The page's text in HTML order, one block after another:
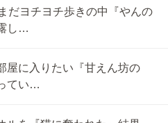
だヨチヨチ歩きの中『やんの
し…
屋に入りたい『甘えん坊の
てい…